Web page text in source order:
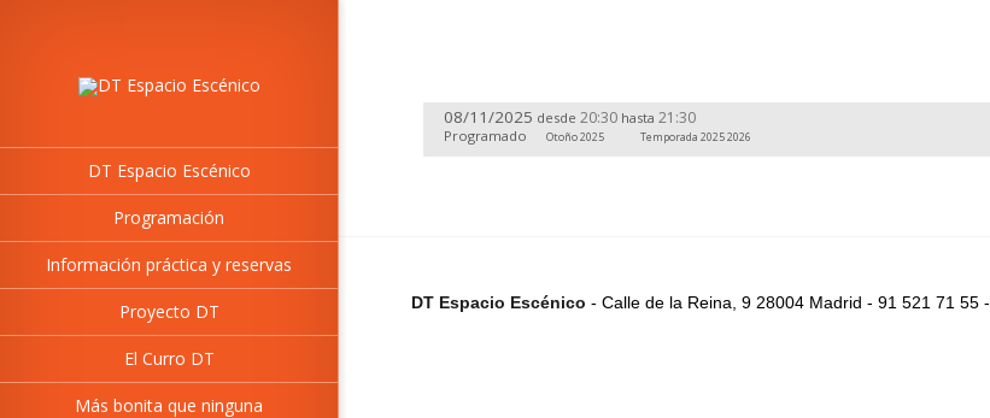
DT Espacio Escénico
Programación
Información práctica y reservas
Proyecto DT
El Curro DT
Más bonita que ninguna
08/11/2025 desde 20:30 hasta 21:30
Programado Otoño 2025 Temporada 2025 2026
DT Espacio Escénico - Calle de la Reina, 9 28004 Madrid - 91 521 71 55 -